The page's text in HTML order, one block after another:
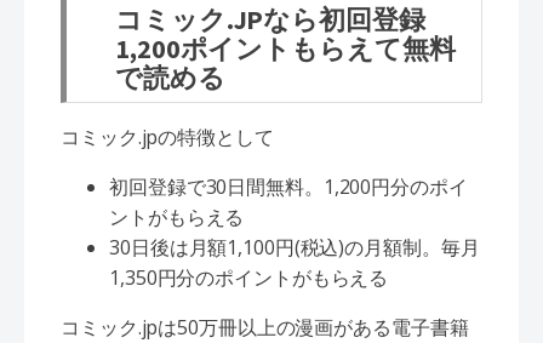
コミック.JPなら初回登録
1,200ポイントもらえて無料
で読める
コミック.jpの特徴として
初回登録で30日間無料。1,200円分のポイ
ントがもらえる
30日後は月額1,100円(税込)の月額制。毎月
1,350円分のポイントがもらえる
コミック.jpは50万冊以上の漫画がある電子書籍